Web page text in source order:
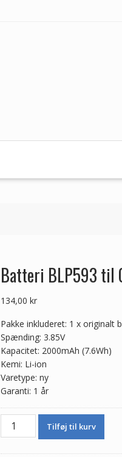
Batteri BLP593 til
134,00 kr
Pakke inkluderet: 1 x
Spænding: 3.85V
Kapacitet: 2000mAh (7.6Wh)
Kemi: Li-ion
Varetype: ny
Garanti: 1 år
Batteri
BLP593
Tilføj til kurv